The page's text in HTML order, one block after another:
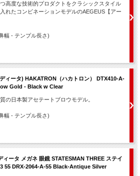
高度な技術的プロダクトをクラシックスタイル
れたコンビネーションモデルのAEGEUS【アー
幅 - テンプル長さ)
ィータ) HAKATRON（ハカトロン） DTX410-A-
Gold - Black w Clear
の日本製アセテートブロウモデル。
幅 - テンプル長さ)
ィータ メガネ 眼鏡 STATESMAN THREE ステイ
55 DRX-2064-A-55 Black-Antique Silver